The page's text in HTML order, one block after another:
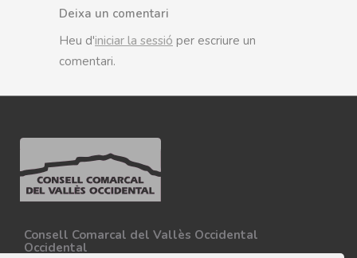
Deixa un comentari
Heu d'iniciar la sessió per escriure un
comentari.
Consell Comarcal del Vallès Occidental
Occidental